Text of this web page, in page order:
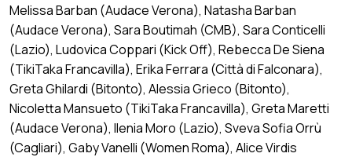
Melissa Barban (Audace Verona), Natasha Barban
(Audace Verona), Sara Boutimah (CMB), Sara Conticelli
(Lazio), Ludovica Coppari (Kick Off), Rebecca De Siena
(TikiTaka Francavilla), Erika Ferrara (Città di Falconara),
Greta Ghilardi (Bitonto), Alessia Grieco (Bitonto),
Nicoletta Mansueto (TikiTaka Francavilla), Greta Maretti
(Audace Verona), Ilenia Moro (Lazio), Sveva Sofia Orrù
(Cagliari), Gaby Vanelli (Women Roma), Alice Virdis